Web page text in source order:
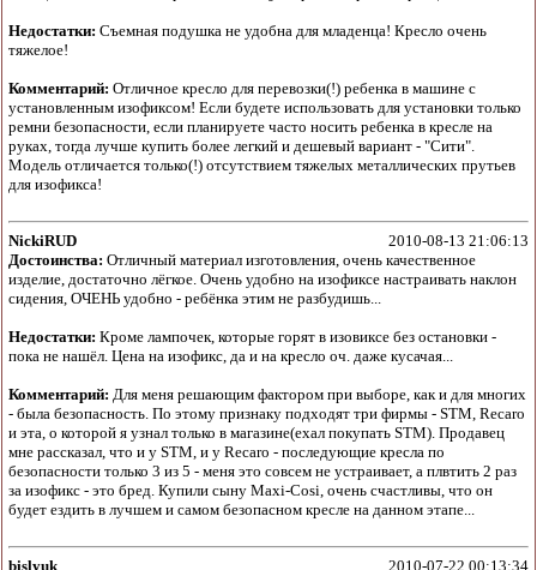
Недостатки: Съемная подушка не удобна для младенца! Кресло очень
тяжелое!
Комментарий: Отличное кресло для перевозки(!) ребенка в машине с
установленным изофиксом! Если будете использовать для установки только
ремни безопасности, если планируете часто носить ребенка в кресле на
руках, тогда лучше купить более легкий и дешевый вариант - "Сити".
Модель отличается только(!) отсутствием тяжелых металлических прутьев
для изофикса!
NickiRUD
2010-08-13 21:06:13
Достоинства: Отличный материал изготовления, очень качественное
изделие, достаточно лёгкое. Очень удобно на изофиксе настраивать наклон
сидения, ОЧЕНЬ удобно - ребёнка этим не разбудишь...
Недостатки: Кроме лампочек, которые горят в изовиксе без остановки -
пока не нашёл. Цена на изофикс, да и на кресло оч. даже кусачая...
Комментарий: Для меня решающим фактором при выборе, как и для многих
- была безопасность. По этому признаку подходят три фирмы - STM, Recaro
и эта, о которой я узнал только в магазине(ехал покупать STM). Продавец
мне рассказал, что и у STM, и у Recaro - последующие кресла по
безопасности только 3 из 5 - меня это совсем не устраивает, а плвтить 2 раз
за изофикс - это бред. Купили сыну Maxi-Cosi, очень счастливы, что он
будет ездить в лучшем и самом безопасном кресле на данном этапе...
bislyuk
2010-07-22 00:13:34